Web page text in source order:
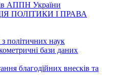
АППН України
ПОЛІТИКИ І ПРАВА
з політичних наук
бази даних
благодійних внесків та